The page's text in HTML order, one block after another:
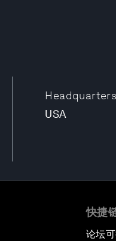
Headquarters
USA
快捷
论坛